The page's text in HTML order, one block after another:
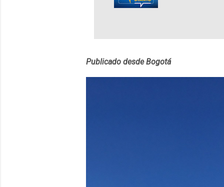
estará
personajes
Publicado desde Bogotá